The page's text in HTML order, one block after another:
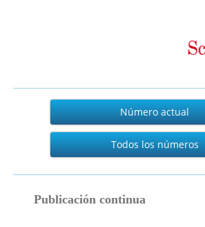
Actual
Número actual
Todos los números
Publicación continua